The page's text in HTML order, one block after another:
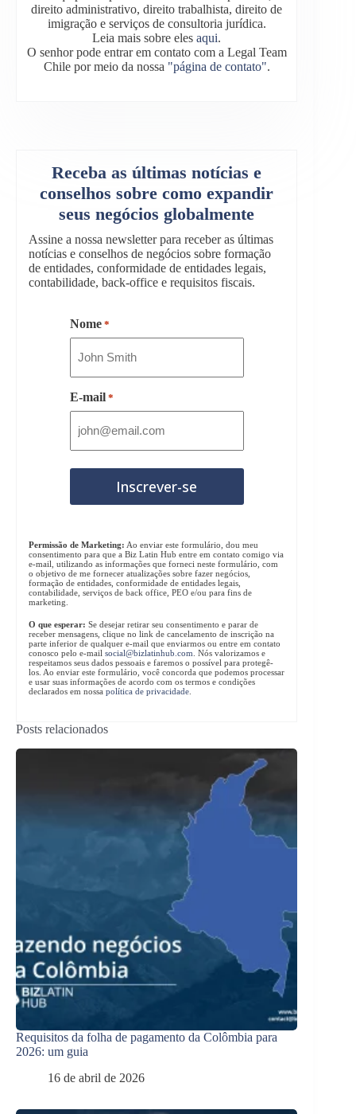
direito administrativo, direito trabalhista, direito de
imigração e serviços de consultoria jurídica.
Leia mais sobre elesaqui.
O senhor pode entrar em contato com a Legal Team
Chile por meio da nossa "página de contato".
Receba as últimas notícias e
conselhos sobre como expandir
seus negócios globalmente
Assine a nossa newsletter para receber as últimas
notícias e conselhos de negócios sobre formação
de entidades, conformidade de entidades legais,
contabilidade, back-office e requisitos fiscais.
Nome *
E-mail *
Permissão de Marketing: Ao enviar este formulário, dou meu
consentimento para que a Biz Latin Hub entre em contato comigo via
e-mail, utilizando as informações que forneci neste formulário, com
o objetivo de me fornecer atualizações sobre fazer negócios,
formação de entidades, conformidade de entidades legais,
contabilidade, serviços de back office, PEO e/ou para fins de
marketing.
O que esperar: Se desejar retirar seu consentimento e parar de
receber mensagens, clique no link de cancelamento de inscrição na
parte inferior de qualquer e-mail que enviarmos ou entre em contato
conosco pelo e-mail social@bizlatinhub.com. Nós valorizamos e
respeitamos seus dados pessoais e faremos o possível para protegê-
los. Ao enviar este formulário, você concorda que podemos processar
e usar suas informações de acordo com os termos e condições
declarados em nossa política de privacidade.
Posts relacionados
Requisitos da folha de pagamento da Colômbia para
2026: um guia
16 de abril de 2026